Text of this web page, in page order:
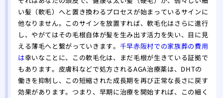
い髪（軟毛）へと置き換わるプロセスが始まっているサインに
他なりません。このサインを放置すれば、軟毛化はさらに進行
し、やがてはその毛根自体が髪を生み出す活力を失い、目に見
える薄毛へと繋がっていきます。 千早赤阪村での家族葬の費用
は幸いなことに、この軟毛化は、まだ毛根が生きている証拠で
もあります。皮膚科などで処方されるAGA治療薬は、DHTの
働きを抑制し、この短縮された成長期を再び正常な長さに戻す
効果があります。つまり、早期に治療を開始すれば、この細く